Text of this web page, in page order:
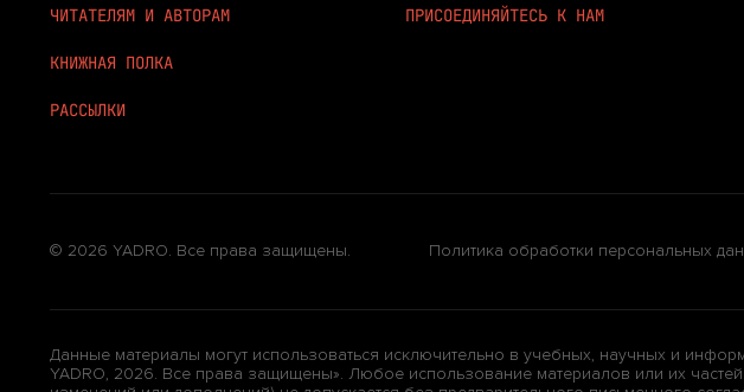
ЧИТАТЕЛЯМ И АВТОРАМ
КНИЖНАЯ ПОЛКА
РАССЫЛКИ
ПРИСОЕДИНЯЙТЕСЬ К НАМ
© 2026 YADRO. Все права защищены. Политика обработки персональных
Данные материалы могут использоваться исключительно в учебных, научных и
YADRO, 2026. Все права защищены». Любое использование материалов или их